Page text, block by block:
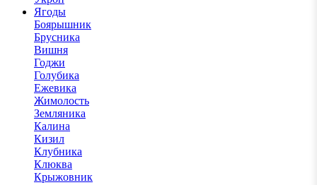
Ягоды
Боярышник
Брусника
Вишня
Годжи
Голубика
Ежевика
Жимолость
Земляника
Калина
Кизил
Клубника
Клюква
Крыжовник